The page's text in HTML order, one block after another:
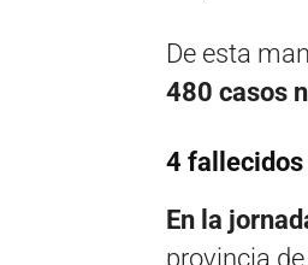
De esta
480 casos
4 fallecidos
En la
provincia